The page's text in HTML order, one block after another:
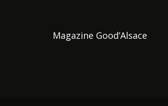
Magazine Good’Alsace